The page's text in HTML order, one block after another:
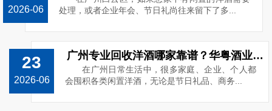
2026-06
处理，或者企业年会、节日礼尚往来留下了多...
23
2026-06
广州专业回收洋酒哪家靠谱？华粤酒业高价上门回收o洋酒
在广州日常生活中，很多家庭、企业、个人都
会囤积各类闲置洋酒，无论是节日礼品、商务...